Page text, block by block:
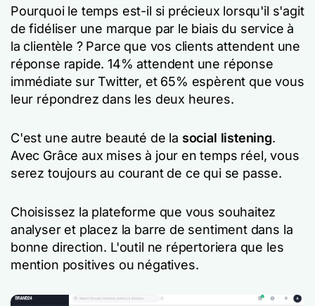
Pourquoi le temps est-il si précieux lorsqu'il s'agit
de fidéliser une marque par le biais du service à
la clientèle ? Parce que vos clients attendent une
réponse rapide. 14% attendent une réponse
immédiate sur Twitter, et 65% espèrent que vous
leur répondrez dans les deux heures.
C'est une autre beauté de la social listening.
Avec Grâce aux mises à jour en temps réel, vous
serez toujours au courant de ce qui se passe.
Choisissez la plateforme que vous souhaitez
analyser et placez la barre de sentiment dans la
bonne direction. L'outil ne répertoriera que les
mention positives ou négatives.